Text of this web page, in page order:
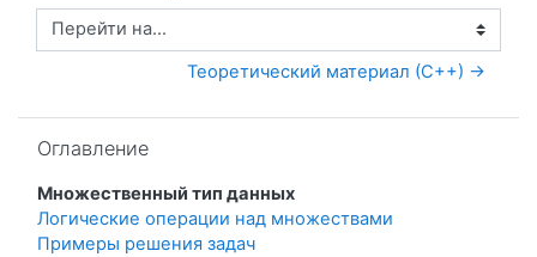
Перейти на...
Теоретический материал (С++) →
Оглавление
Множественный тип данных
Логические операции над множествами
Примеры решения задач